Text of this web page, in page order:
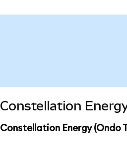
Constellation
Constellation Energy (Ondo